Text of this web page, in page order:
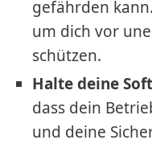
gefährden
um dich vor
schützen.
Halte deine
dass dein
und deine